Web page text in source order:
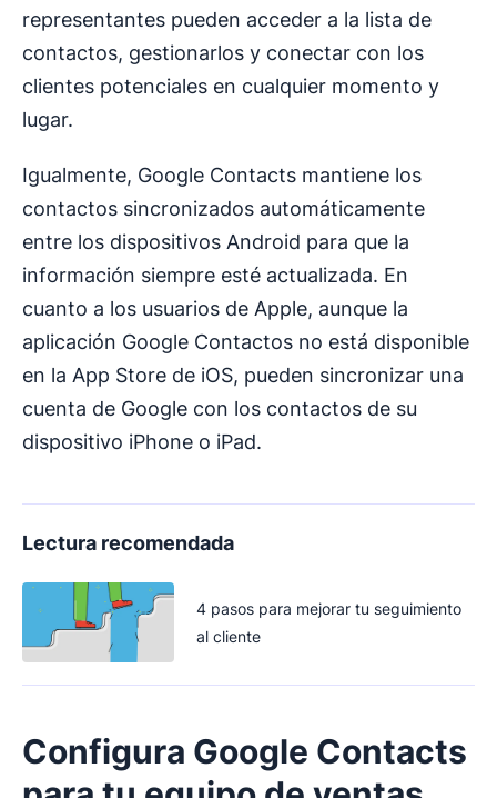
representantes pueden acceder a la lista de
contactos, gestionarlos y conectar con los
clientes potenciales en cualquier momento y
lugar.
Igualmente, Google Contacts mantiene los
contactos sincronizados automáticamente
entre los dispositivos Android para que la
información siempre esté actualizada. En
cuanto a los usuarios de Apple, aunque la
aplicación Google Contactos no está disponible
en la App Store de iOS, pueden sincronizar una
cuenta de Google con los contactos de su
dispositivo iPhone o iPad.
Lectura recomendada
4 pasos para mejorar tu seguimiento
al cliente
Configura Google Contacts